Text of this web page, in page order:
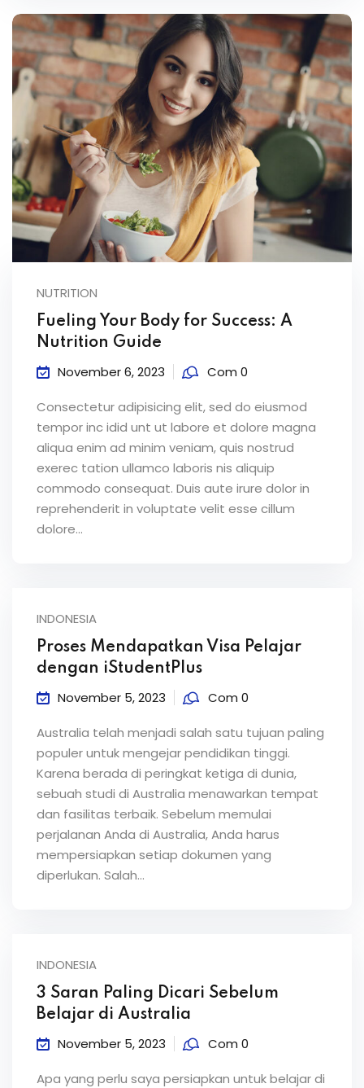
NUTRITION
Fueling Your Body for Success: A
Nutrition Guide
November 6, 2023 Com 0
Consectetur adipisicing elit, sed do eiusmod
tempor inc idid unt ut labore et dolore magna
aliqua enim ad minim veniam, quis nostrud
exerec tation ullamco laboris nis aliquip
commodo consequat. Duis aute irure dolor in
reprehenderit in voluptate velit esse cillum
dolore...
INDONESIA
Proses Mendapatkan Visa Pelajar
dengan iStudentPlus
November 5, 2023 Com 0
Australia telah menjadi salah satu tujuan paling
populer untuk mengejar pendidikan tinggi.
Karena berada di peringkat ketiga di dunia,
sebuah studi di Australia menawarkan tempat
dan fasilitas terbaik. Sebelum memulai
perjalanan Anda di Australia, Anda harus
mempersiapkan setiap dokumen yang
diperlukan. Salah...
INDONESIA
3 Saran Paling Dicari Sebelum
Belajar di Australia
November 5, 2023 Com 0
Apa yang perlu saya persiapkan untuk belajar di